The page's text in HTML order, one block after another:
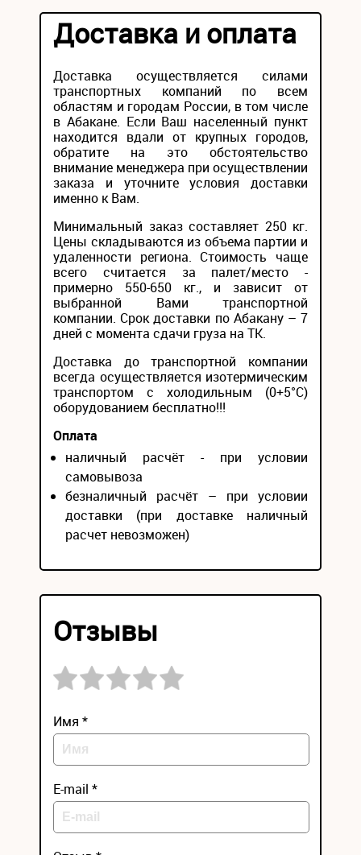
Доставка и оплата
Доставка осуществляется силами
транспортных компаний по всем
областям и городам России, в том числе
в Абакане. Если Ваш населенный пункт
находится вдали от крупных городов,
обратите на это обстоятельство
внимание менеджера при осуществлении
заказа и уточните условия доставки
именно к Вам.
Минимальный заказ составляет 250 кг.
Цены складываются из объема партии и
удаленности региона. Стоимость чаще
всего считается за палет/место -
примерно 550-650 кг., и зависит от
выбранной Вами транспортной
компании. Срок доставки по Абакану – 7
дней с момента сдачи груза на ТК.
Доставка до транспортной компании
всегда осуществляется изотермическим
транспортом с холодильным (0+5°С)
оборудованием бесплатно!!!
Оплата
наличный расчёт - при условии
самовывоза
безналичный расчёт – при условии
доставки (при доставке наличный
расчет невозможен)
Отзывы
Имя *
E-mail *